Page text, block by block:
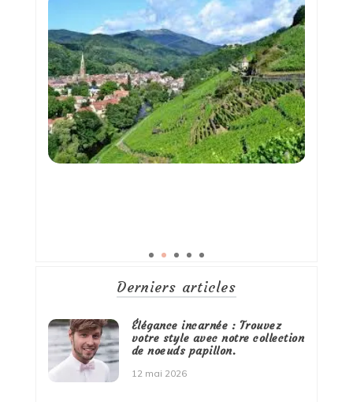
Derniers articles
Élégance incarnée : Trouvez
votre style avec notre collection
de noeuds papillon.
12 mai 2026